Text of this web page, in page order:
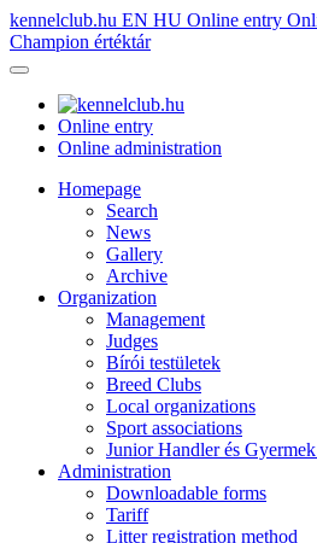
kennelclub.hu EN HU Online entry
Champion értéktár
Online entry
Online administration
Homepage
Search
News
Gallery
Archive
Organization
Management
Judges
Bírói testületek
Breed Clubs
Local organizations
Sport associations
Junior Handler és
Administration
Downloadable forms
Tariff
Litter registration method